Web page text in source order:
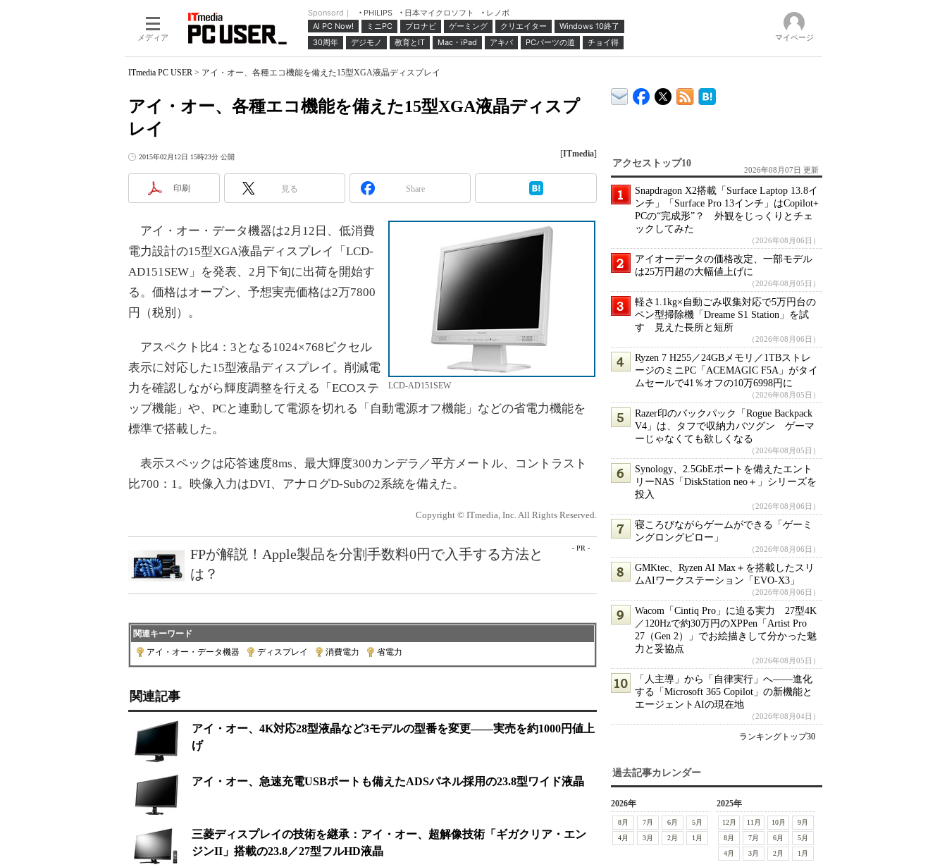
メディア
Sponsord｜ PHILIPS 日本マイクロソフト
レノボ
AI PC Now!
ミニPC プロナビ ゲーミング クリエイター
Windows 10終了
30周年
デジモノ 教育とIT Mac・iPad アキバ PCパーツの道 チョイ得 マイページ
ITmedia PC USER > アイ・オー、各種エコ機能を備えた15型XGA液晶ディスプレイ
アイ・オー、各種エコ機能を備えた15型XGA液晶ディスプ
レイ
2015年02月12日 15時23分 公開 [ITmedia]
印刷 見る Share
LCD-AD151SEW
アイ・オー・データ機器は2月12日、低消費
電力設計の15型XGA液晶ディスプレイ「LCD-
AD151SEW」を発表、2月下旬に出荷を開始す
る。価格はオープン、予想実売価格は2万7800
円（税別）。
アスペクト比4：3となる1024×768ピクセル
表示に対応した15型液晶ディスプレイ。削減電
力を確認しながら輝度調整を行える「ECOステ
ップ機能」や、PCと連動して電源を切れる「自動電源オフ機能」などの省電力機能を
標準で搭載した。
表示スペックは応答速度8ms、最大輝度300カンデラ／平方メートル、コントラスト
比700：1。映像入力はDVI、アナログD-Subの2系統を備えた。
Copyright © ITmedia, Inc. All Rights Reserved.
- PR -
FPが解説！Apple製品を分割手数料0円で入手する方法と
は？
関連キーワード
アイ・オー・データ機器
ディスプレイ 消費電力 省電力
関連記事
アイ・オー、4K対応28型液晶など3モデルの型番を変更――実売を約1000円値上
げ
アイ・オー、急速充電USBポートも備えたADSパネル採用の23.8型ワイド液晶
三菱ディスプレイの技術を継承：アイ・オー、超解像技術「ギガクリア・エン
ジンII」搭載の23.8／27型フルHD液晶
アクセストップ10
2026年08月07日 更新
Snapdragon X2搭載「Surface Laptop 13.8イ
ンチ」「Surface Pro 13インチ」はCopilot+
PCの“完成形”？ 外観をじっくりとチェ
ックしてみた
（2026年08月06日）
アイオーデータの価格改定、一部モデル
は25万円超の大幅値上げに
（2026年08月05日）
軽さ1.1kg×自動ごみ収集対応で5万円台の
ペン型掃除機「Dreame S1 Station」を試
す 見えた長所と短所
（2026年08月06日）
Ryzen 7 H255／24GBメモリ／1TBストレ
ージのミニPC「ACEMAGIC F5A」がタイ
ムセールで41％オフの10万6998円に
（2026年08月05日）
Razer印のバックパック「Rogue Backpack
V4」は、タフで収納力バツグン ゲーマ
ーじゃなくても欲しくなる
（2026年08月05日）
Synology、2.5GbEポートを備えたエント
リーNAS「DiskStation neo＋」シリーズを
投入
（2026年08月06日）
寝ころびながらゲームができる「ゲーミ
ングロングピロー」
（2026年08月06日）
GMKtec、Ryzen AI Max＋を搭載したスリ
ムAIワークステーション「EVO-X3」
（2026年08月06日）
Wacom「Cintiq Pro」に迫る実力 27型4K
／120Hzで約30万円のXPPen「Artist Pro
27（Gen 2）」でお絵描きして分かった魅
力と妥協点
（2026年08月05日）
「人主導」から「自律実行」へ――進化
する「Microsoft 365 Copilot」の新機能と
エージェントAIの現在地
（2026年08月04日）
ランキングトップ30
過去記事カレンダー
2026年
8月 7月 6月
5月
4月
3月 2月 1月
2025年
12月 11月 10月
9月
8月
7月 6月
5月
4月
3月 2月 1月